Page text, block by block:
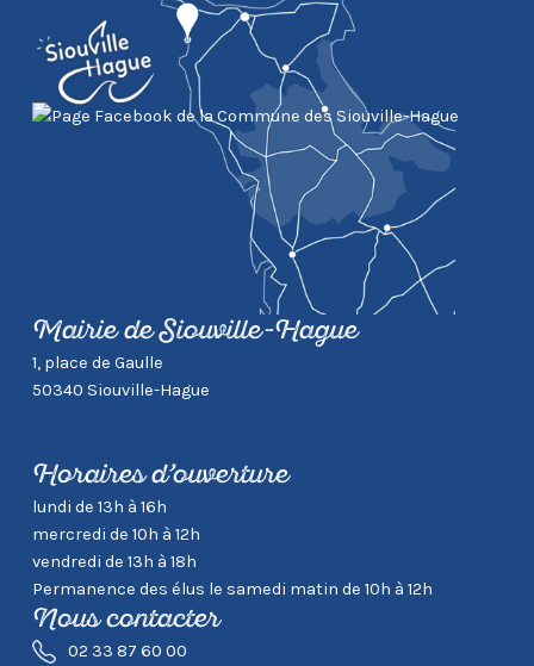
Mairie de Siouville-Hague
1, place de Gaulle
50340 Siouville-Hague
Horaires d’ouverture
lundi de 13h à 16h
mercredi de 10h à 12h
vendredi de 13h à 18h
Permanence des élus le samedi matin de 10h à 12h
Nous contacter
02 33 87 60 00